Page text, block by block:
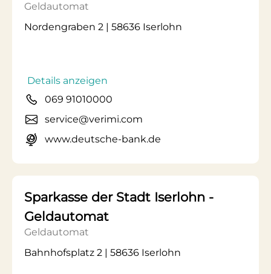
Geldautomat
Nordengraben 2 | 58636 Iserlohn
Details anzeigen
069 91010000
service@verimi.com
www.deutsche-bank.de
Sparkasse der Stadt Iserlohn -
Geldautomat
Geldautomat
Bahnhofsplatz 2 | 58636 Iserlohn